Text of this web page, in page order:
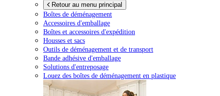
Retour au menu principal
Boîtes de déménagement
Accessoires d'emballage
Boîtes et accessoires d'expédition
Housses et sacs
Outils de déménagement et de transport
Bande adhésive d'emballage
Solutions d'entreposage
Louez des boîtes de déménagement en plastique